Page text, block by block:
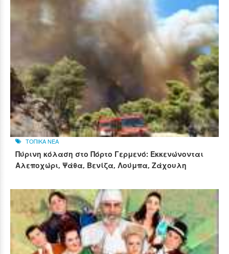
ΤΟΠΙΚΑ ΝΕΑ
Πύρινη κόλαση στο Πόρτο Γερμενό: Εκκενώνονται
Αλεποχώρι, Ψάθα, Βενίζα, Λούμπα, Ζάχουλη